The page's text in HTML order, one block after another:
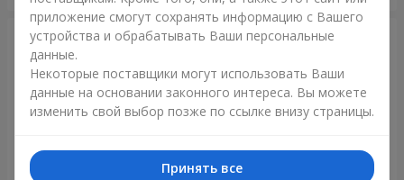
приложение смогут сохранять информацию с Вашего
устройства и обрабатывать Ваши персональные
данные.
Некоторые поставщики могут использовать Ваши
данные на основании законного интереса. Вы можете
изменить свой выбор позже по ссылке внизу страницы.
Принять все